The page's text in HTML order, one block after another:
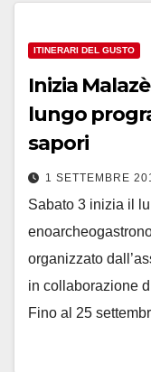
ITINERARI DEL GUSTO
Inizia
lungo
sapori
1 SETTEMBRE
Sabato 3 inizia il
organizzato
in collaborazione
Fino al 25